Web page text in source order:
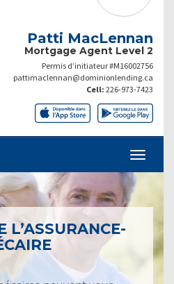
Patti MacLennan
Mortgage Agent Level 2
Permis d’initiateur #M16002756
pattimaclennan@dominionlending.ca
Cell: 226-973-7423
L’ASSURANCE-